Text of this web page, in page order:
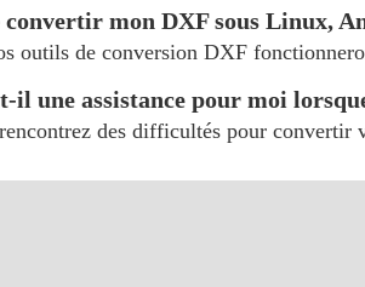
convertir mon DXF sous Linux,
outils de conversion DXF
il une assistance pour moi
des difficultés pour convertir